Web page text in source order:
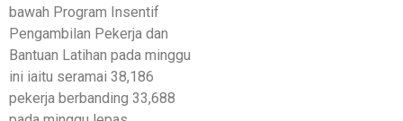
bawah Program Insentif
Pengambilan Pekerja dan
Bantuan Latihan pada minggu
ini iaitu seramai 38,186
pekerja berbanding 33,688